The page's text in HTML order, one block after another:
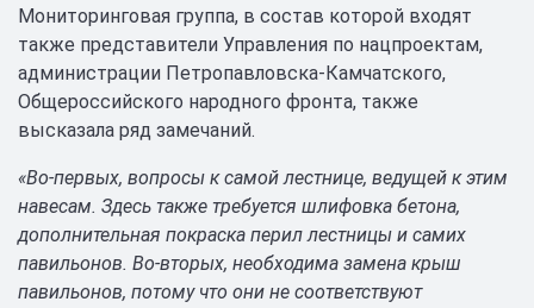
Мониторинговая группа, в состав которой входят
также представители Управления по нацпроектам,
администрации Петропавловска-Камчатского,
Общероссийского народного фронта, также
высказала ряд замечаний.
«Во-первых, вопросы к самой лестнице, ведущей к этим
навесам. Здесь также требуется шлифовка бетона,
дополнительная покраска перил лестницы и самих
павильонов. Во-вторых, необходима замена крыш
павильонов, потому что они не соответствуют